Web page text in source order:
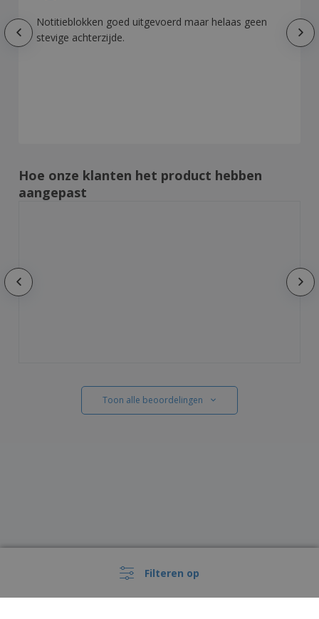
Filteren op
Notitieblokken goed uitgevoerd maar helaas geen
stevige achterzijde.
Hoe onze klanten het product hebben
aangepast
Toon alle beoordelingen